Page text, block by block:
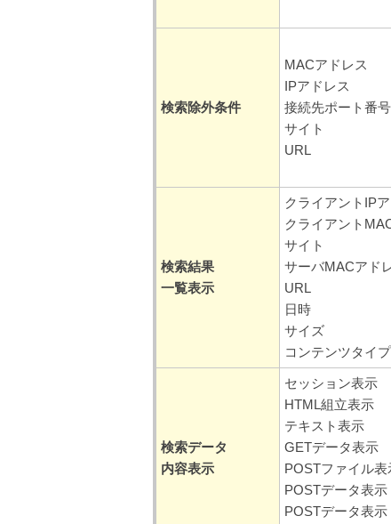
検索除外条件
MACアドレス
IPアドレス
接続先ポート番号
サイト
URL
検索結果
一覧表示
クライアントIP
クライアント
サイト
サーバMACアド
URL
日時
サイズ
コンテンツタイプ
検索データ
内容表示
セッション表示
HTML組立表示
テキスト表示
GETデータ表示
POSTファイル表
POSTデータ表示
POSTデータ表示